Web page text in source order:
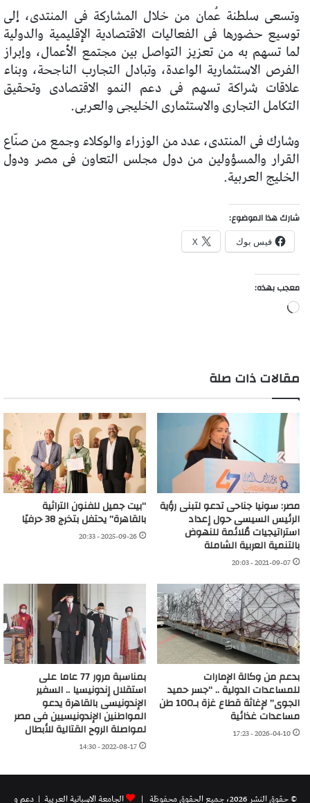
وتسعى سلطنة عُمان من خلال المشاركة فى المنتدى، إلى
توسيع حضورها فى الفعاليات الاقتصادية الإقليمية والدولية
لما تسهم به من تعزيز التواصل بين مجتمع الأعمال، وإبراز
الفرص الاستثمارية الواعدة، وتبادل التجارب الناجحة، وبناء
علاقات شراكة تسهم فى دعم النمو الاقتصادى وتحقيق
التكامل التجارى والاستثمارى الخليجى والعربى.
وشارك فى المنتدى، عدد من الوزراء والوكلاء وجمع من صنّاع
القرار والمسؤولين من دول مجلس التعاون فى مصر ودول
الخليج العربية.
شارك هذا الموضوع:
فيس بوك X
معجب بهذه:
جاري
مقالات ذات صلة
مصر: سونيا جناحى تدعو لتبنى رؤية
الرئيس السيسى حول إعداد
استراتيجيات مُلائمة للنهوض
بالتنمية العربية الشاملة
2021-09-07 - 20:03
“بيت جميل للفنون التراثية
بالقاهرة” يحتفل بتخرج 38 حرفيًا
2025-09-26 - 20:33
بدعم من وكالة الإمارات
للمساعدات الدولية .. “جسر حميد
الجوى” لإغاثة قطاع غزة بـ100 طن
مساعدات غذائية
2026-04-10 - 17:23
بمناسبة مرور 77 عاما على
استقلال إندونيسيا .. السفير
الإندونيسى بالقاهرة يدعو
المواطنين الإندونيسيين فى مصر
لمواصلة الروح القتالية للأبطال
2022-08-17 - 14:30
© حقوق النشر 2026، جميع الحقوق محفوظة | الجامعة الاسبانية العريية | دعم و